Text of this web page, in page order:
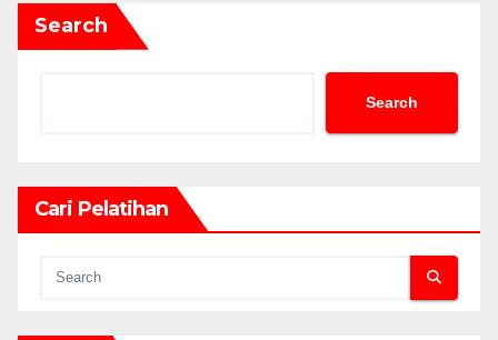
Search
Search
Cari Pelatihan